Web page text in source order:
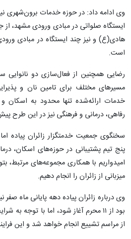
ایستگاه صلواتی در مبادی ورودی مشهد، از
هادی(ع) و نیز چند ایستگاه در مبادی
است.
رضایی همچنین از فعال‌سازی دو نانوایی
مسیرهای مختلف برای تامین نان و
خدمات ارائه‌شده تنها محدود به اسکان
رفاهی، درمانی و فرهنگی نیز در این طرح
سخنگوی جمعیت خدمتگزار زائران پیاده
پنج تیم پشتیبانی در حوزه‌های اسکان،
امیدواریم با همکاری مجموعه‌های مرتبط،
میزبانی از زائران را انجام دهیم.
وی درباره زائران پیاده دهه پایانی ماه صفر
بود از ۱۱ محرم آغاز شود، اما با
از مراسم تشییع انجام خواهد شد و این